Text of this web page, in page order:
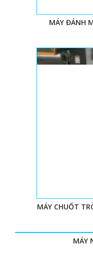
MÁY ĐÁNH
MÁY CHUỐT
MÁY